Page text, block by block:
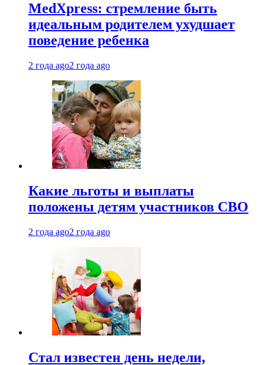
MedXpress: стремление быть
идеальным родителем ухудшает
поведение ребенка
2 года ago2 года ago
Какие льготы и выплаты
положены детям участников СВО
2 года ago2 года ago
Стал известен день недели,